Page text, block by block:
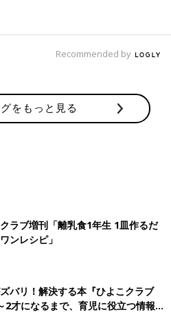
Recommended by
をもっと見る
ラブ増刊「離乳食1年生 1皿作るだ
ン​レシピ」
バリ！解決する本『ひよこクラブ
才になるまで、育児に役立つ情報が